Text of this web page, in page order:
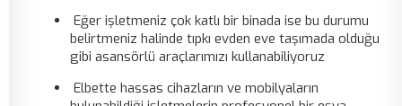
Eğer işletmeniz çok katlı bir binada ise bu durumu
belirtmeniz halinde tıpkı evden eve taşımada olduğu
gibi asansörlü araçlarımızı kullanabiliyoruz
Elbette hassas cihazların ve mobilyaların